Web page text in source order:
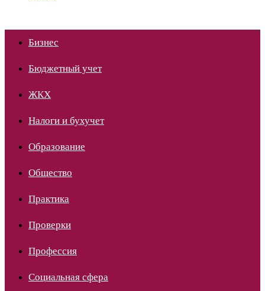
Бизнес
Бюджетный учет
ЖКХ
Налоги и бухучет
Образование
Общество
Практика
Проверки
Профессия
Социальная сфера